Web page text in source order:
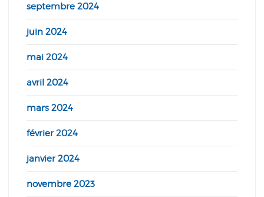
septembre 2024
juin 2024
mai 2024
avril 2024
mars 2024
février 2024
janvier 2024
novembre 2023